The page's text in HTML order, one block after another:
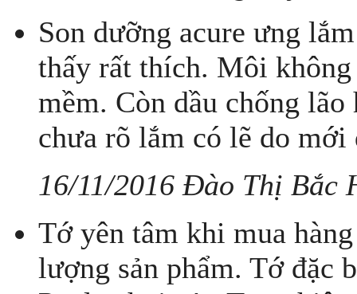
Son dưỡng acure ưng
thấy rất thích. Môi
mềm. Còn dầu chống
chưa rõ lắm có lẽ do mới
16/11/2016 Đào Thị Bắc
Tớ yên tâm khi mua
lượng sản phẩm. Tớ đặc